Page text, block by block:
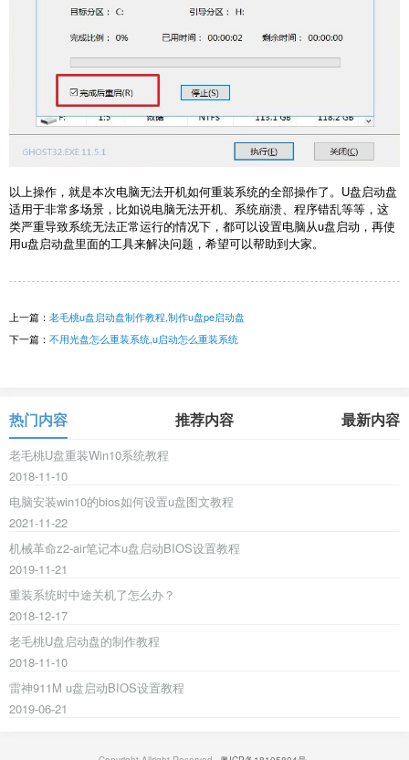
以上操作，就是本次电脑无法开机如何重装系统的全部操作了。U盘启动盘
适用于非常多场景，比如说电脑无法开机、系统崩溃、程序错乱等等，这
类严重导致系统无法正常运行的情况下，都可以设置电脑从u盘启动，再使
用u盘启动盘里面的工具来解决问题，希望可以帮助到大家。
上一篇： 老毛桃u盘启动盘制作教程,制作u盘pe启动盘
下一篇： 不用光盘怎么重装系统,u启动怎么重装系统
热门内容 推荐内容 最新内容
老毛桃U盘重装Win10系统教程
2018-11-10
电脑安装win10的bios如何设置u盘图文教程
2021-11-22
机械革命z2-air笔记本u盘启动BIOS设置教程
2019-11-21
重装系统时中途关机了怎么办？
2018-12-17
老毛桃U盘启动盘的制作教程
2018-11-10
雷神911M u盘启动BIOS设置教程
2019-06-21